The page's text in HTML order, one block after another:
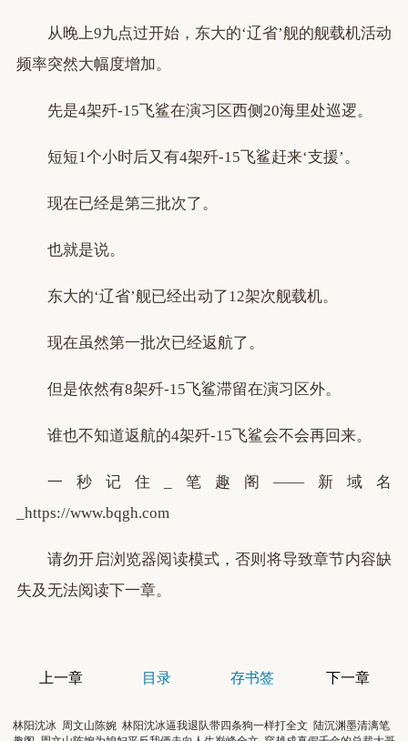
从晚上9九点过开始，东大的‘辽省’舰的舰载机活动
频率突然大幅度增加。
先是4架歼-15飞鲨在演习区西侧20海里处巡逻。
短短1个小时后又有4架歼-15飞鲨赶来‘支援’。
现在已经是第三批次了。
也就是说。
东大的‘辽省’舰已经出动了12架次舰载机。
现在虽然第一批次已经返航了。
但是依然有8架歼-15飞鲨滞留在演习区外。
谁也不知道返航的4架歼-15飞鲨会不会再回来。
一秒记住_笔趣阁——新域名
_https://www.bqgh.com
请勿开启浏览器阅读模式，否则将导致章节内容缺
失及无法阅读下一章。
上一章 目录 存书签 下一章
林阳沈冰 周文山陈婉 林阳沈冰逼我退队带四条狗一样打全文 陆沉渊墨清漓笔